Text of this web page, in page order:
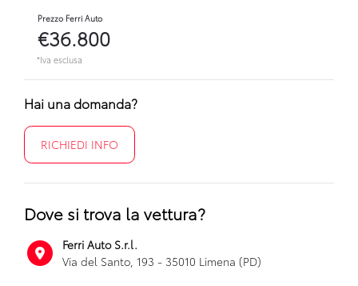
Prezzo Ferri Auto
€36.800
*Iva esclusa
Hai una domanda?
RICHIEDI INFO
Dove si trova la vettura?
Ferri Auto S.r.l.
Via del Santo, 193 - 35010 Limena (PD)